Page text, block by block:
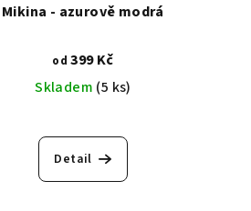
Mikina - azurově modrá
od 399 Kč
Skladem (5 ks)
Detail